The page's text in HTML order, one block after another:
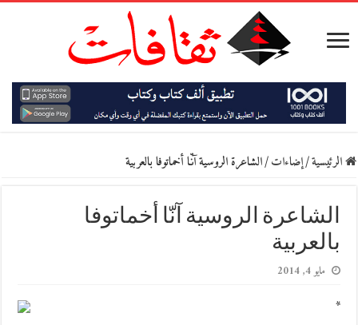
الرئيسية/إضاءات/الشاعرة الروسية آنّا أخماتوفا بالعربية
الشاعرة الروسية آنّا أخماتوفا
بالعربية
مايو 4, 2014
*